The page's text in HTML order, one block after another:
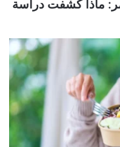
ماذا كشفت دراسة